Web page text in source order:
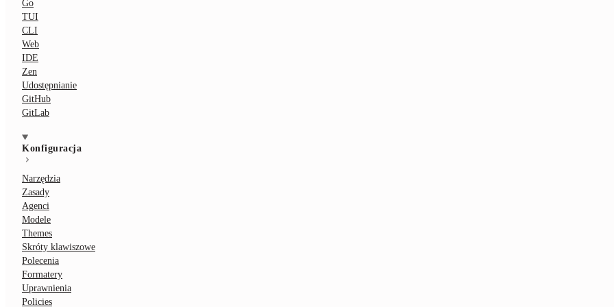
Go
TUI
CLI
Web
IDE
Zen
Udostępnianie
GitHub
GitLab
Konfiguracja
Narzędzia
Zasady
Agenci
Modele
Themes
Skróty klawiszowe
Polecenia
Formatery
Uprawnienia
Policies